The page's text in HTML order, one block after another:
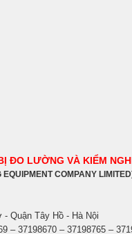
ĐO LƯỜNG VÀ KIỂM
COMPANY
Quận Tây Hồ - Hà Nội
– 37198670 – 37198765 –